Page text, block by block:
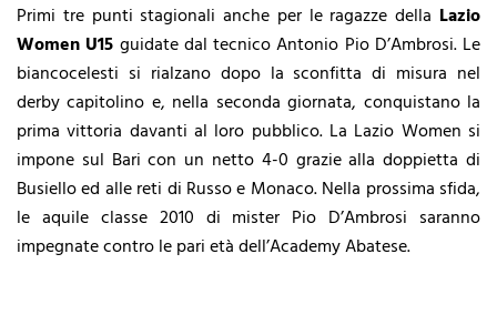
Primi tre punti stagionali anche per le ragazze della Lazio
Women U15 guidate dal tecnico Antonio Pio D’Ambrosi. Le
biancocelesti si rialzano dopo la sconfitta di misura nel
derby capitolino e, nella seconda giornata, conquistano la
prima vittoria davanti al loro pubblico. La Lazio Women si
impone sul Bari con un netto 4-0 grazie alla doppietta di
Busiello ed alle reti di Russo e Monaco. Nella prossima sfida,
le aquile classe 2010 di mister Pio D’Ambrosi saranno
impegnate contro le pari età dell’Academy Abatese.